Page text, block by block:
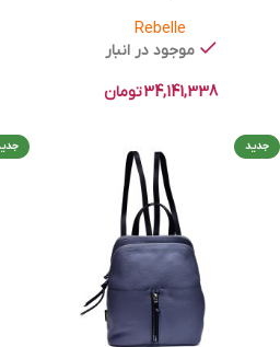
Rebelle
موجود در انبار
34,141,338تومان
جدید